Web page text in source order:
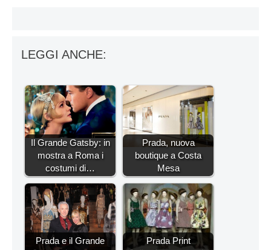
LEGGI ANCHE:
Il Grande Gatsby: in
mostra a Roma i
costumi di…
Prada, nuova
boutique a Costa
Mesa
Prada e il Grande
Prada Print